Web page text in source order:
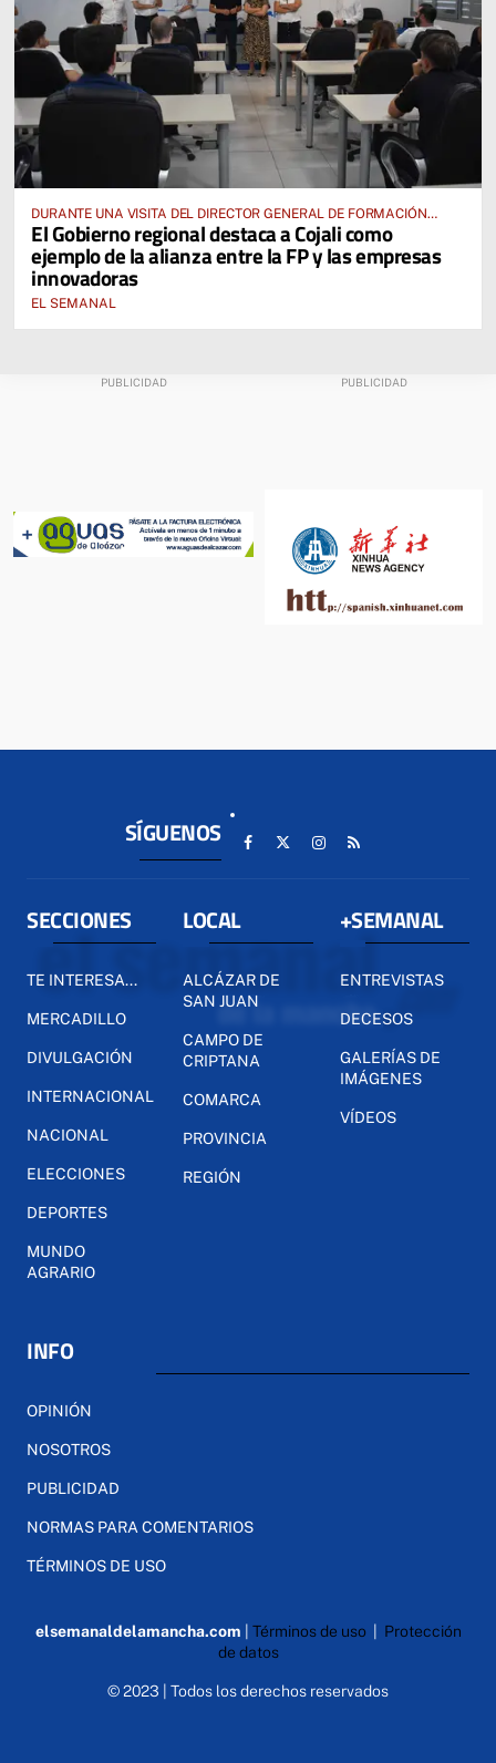
DURANTE UNA VISITA DEL DIRECTOR GENERAL DE FORMACIÓN
PROFESIONAL, JOSÉ RODRIGO CERRILLO
El Gobierno regional destaca a Cojali como
ejemplo de la alianza entre la FP y las empresas
innovadoras
EL SEMANAL
SÍGUENOS
SECCIONES
TE INTERESA...
MERCADILLO
DIVULGACIÓN
INTERNACIONAL
NACIONAL
ELECCIONES
DEPORTES
MUNDO
AGRARIO
LOCAL
ALCÁZAR DE
SAN JUAN
CAMPO DE
CRIPTANA
COMARCA
PROVINCIA
REGIÓN
+SEMANAL
ENTREVISTAS
DECESOS
GALERÍAS DE
IMÁGENES
VÍDEOS
INFO
OPINIÓN
NOSOTROS
PUBLICIDAD
NORMAS PARA COMENTARIOS
TÉRMINOS DE USO
elsemanaldelamancha.com Términos de uso| Protección
de datos
© 2023 | Todos los derechos reservados